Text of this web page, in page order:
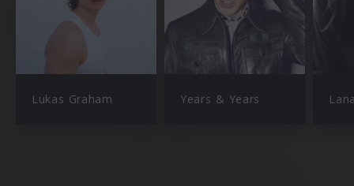
Lukas Graham Years & Years